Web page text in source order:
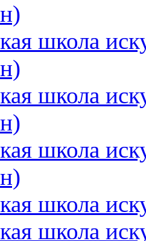
школа
школа
школа
школа
школа